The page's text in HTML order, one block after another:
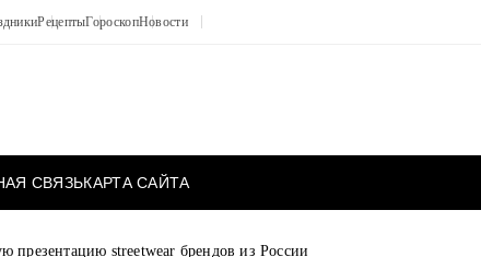
РецептыГороскопНовости
СВЯЗЬКАРТА САЙТА
презентацию streetwear брендов из России